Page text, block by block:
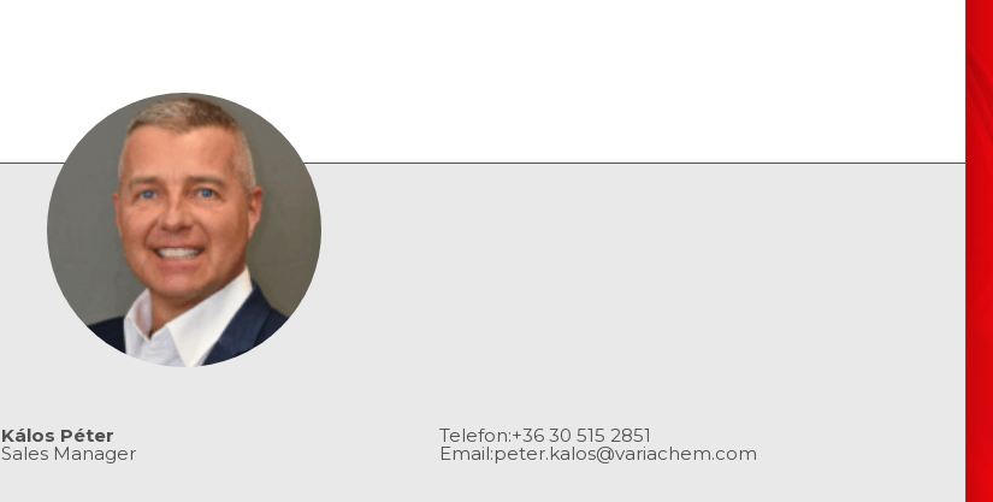
Kálos Péter
Sales Manager
Telefon:+36 30 515 2851
Email:peter.kalos@variachem.com